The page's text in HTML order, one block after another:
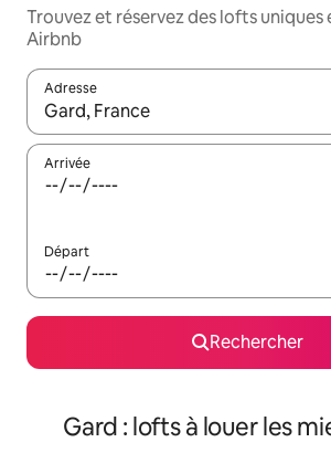
Trouvez et réservez des lofts uniques
Airbnb
Adresse
Lorsque les résultats s'affichent,
Arrivée
Départ
Rechercher
Gard : lofts à louer les